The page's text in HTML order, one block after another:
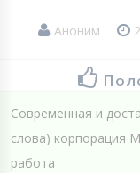
Аноним
Современная и
слова) корпорация
работа